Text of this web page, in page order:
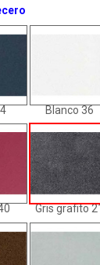
Blanco 36
Gris grafito